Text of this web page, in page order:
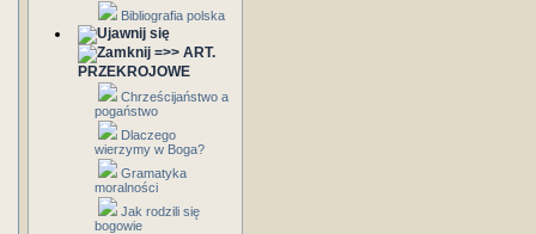
Bibliografia polska
=>> ART.
PRZEKROJOWE
Chrześcijaństwo a
pogaństwo
Dlaczego
wierzymy w Boga?
Gramatyka
moralności
Jak rodzili się
bogowie